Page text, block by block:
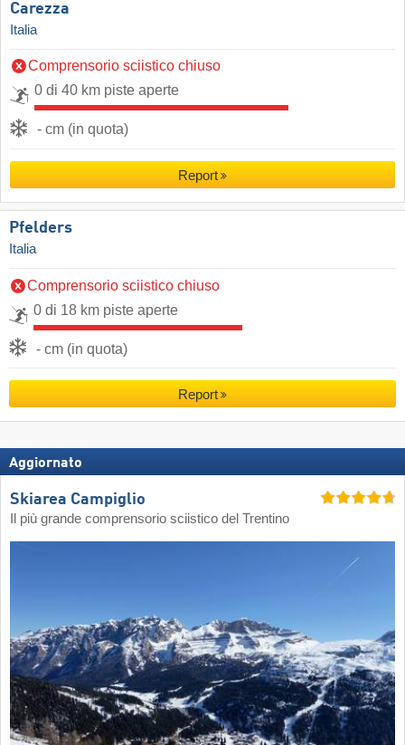
Carezza
Italia
Comprensorio sciistico chiuso
0 di 40 km piste aperte
- cm (in quota)
Report
Pfelders
Italia
Comprensorio sciistico chiuso
0 di 18 km piste aperte
- cm (in quota)
Report
Aggiornato
Skiarea Campiglio
Il più grande comprensorio sciistico del Trentino